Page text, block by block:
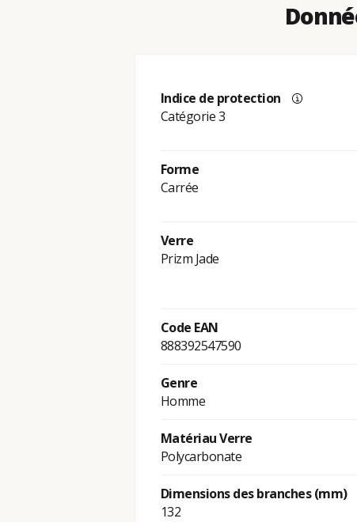
Indice de protection
Catégorie 3
Forme
Carrée
Verre
Prizm Jade
Code EAN
888392547590
Genre
Homme
Matériau Verre
Polycarbonate
Dimensions des branches (mm)
132